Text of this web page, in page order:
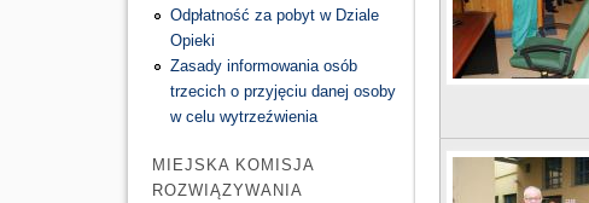
Odpłatność za pobyt w Dziale
Opieki
Zasady informowania osób
trzecich o przyjęciu danej osoby
w celu wytrzeźwienia
MIEJSKA KOMISJA
ROZWIĄZYWANIA